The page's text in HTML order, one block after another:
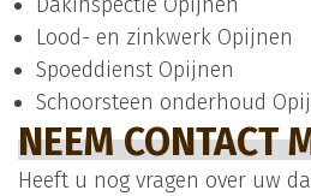
Lood- en zinkwerk Opijnen
Spoeddienst Opijnen
Schoorsteen onderhoud
NEEM CONTACT
Heeft u nog vragen over uw